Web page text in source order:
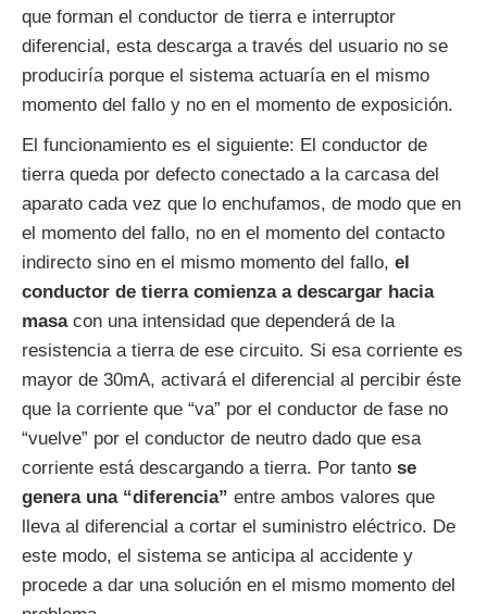
que forman el conductor de tierra e interruptor
diferencial, esta descarga a través del usuario no se
produciría porque el sistema actuaría en el mismo
momento del fallo y no en el momento de exposición.
El funcionamiento es el siguiente: El conductor de
tierra queda por defecto conectado a la carcasa del
aparato cada vez que lo enchufamos, de modo que en
el momento del fallo, no en el momento del contacto
indirecto sino en el mismo momento del fallo, el
conductor de tierra comienza a descargar hacia
masacon una intensidad que dependerá de la
resistencia a tierra de ese circuito. Si esa corriente es
mayor de 30mA, activará el diferencial al percibir éste
que la corriente que “va” por el conductor de fase no
“vuelve” por el conductor de neutro dado que esa
corriente está descargando a tierra. Por tanto se
genera una “diferencia” entre ambos valores que
lleva al diferencial a cortar el suministro eléctrico. De
este modo, el sistema se anticipa al accidente y
procede a dar una solución en el mismo momento del